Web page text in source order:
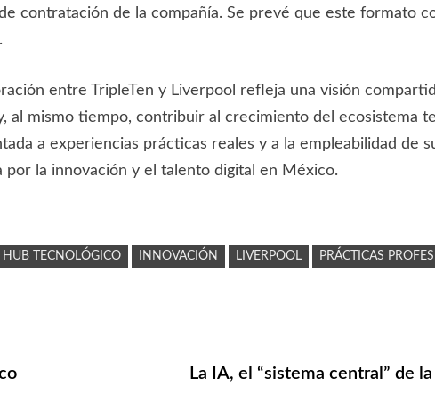
contratación de la compañía. Se prevé que este formato
entre TripleTen y Liverpool refleja una visión
mismo tiempo, contribuir al crecimiento del ecosistema
a experiencias prácticas reales y a la empleabilidad de
por la innovación y el talento digital en México.
HUB TECNOLÓGICO INNOVACIÓN LIVERPOOL PRÁCTICAS
La IA, el “sistema central” de